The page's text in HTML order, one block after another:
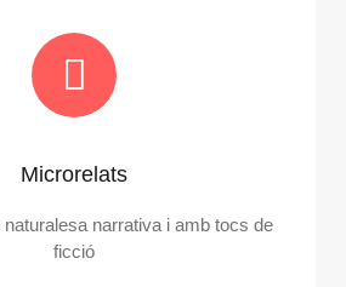
Microrelats
narrativa i amb tocs de
ficció